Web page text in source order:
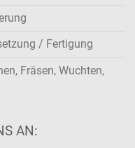
/ Fertigung
Fräsen, Wuchten,
AN: